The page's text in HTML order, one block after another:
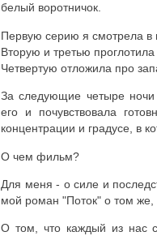
белый воротничок.
Первую серию я смотрела в
Вторую и третью
Четвертую отложила про
За следующие четыре
его и почувствовала
концентрации и градусе, в
О чем фильм?
Для меня - о силе и
мой роман "Поток" о том
О том, что каждый из нас